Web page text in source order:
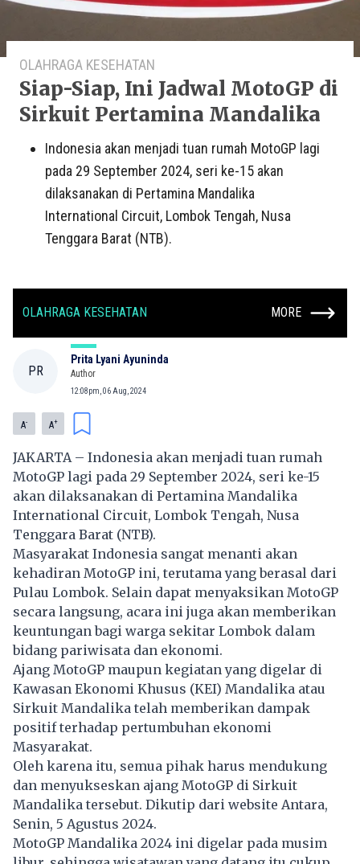
OLAHRAGA KESEHATAN
Siap-Siap, Ini Jadwal MotoGP di
Sirkuit Pertamina Mandalika
Indonesia akan menjadi tuan rumah MotoGP lagi
pada 29 September 2024, seri ke-15 akan
dilaksanakan di Pertamina Mandalika
International Circuit, Lombok Tengah, Nusa
Tenggara Barat (NTB).
OLAHRAGA KESEHATAN MORE
PR
Prita Lyani Ayuninda
Author
12:08pm, 06 Aug, 2024
A- A+
JAKARTA – Indonesia akan menjadi tuan rumah
MotoGP lagi pada 29 September 2024, seri ke-15
akan dilaksanakan di Pertamina Mandalika
International Circuit, Lombok Tengah, Nusa
Tenggara Barat (NTB).
Masyarakat Indonesia sangat menanti akan
kehadiran MotoGP ini, terutama yang berasal dari
Pulau Lombok. Selain dapat menyaksikan MotoGP
secara langsung, acara ini juga akan memberikan
keuntungan bagi warga sekitar Lombok dalam
bidang pariwisata dan ekonomi.
Ajang MotoGP maupun kegiatan yang digelar di
Kawasan Ekonomi Khusus (KEI) Mandalika atau
Sirkuit Mandalika telah memberikan dampak
positif terhadap pertumbuhan ekonomi
Masyarakat.
Oleh karena itu, semua pihak harus mendukung
dan menyukseskan ajang MotoGP di Sirkuit
Mandalika tersebut. Dikutip dari website Antara,
Senin, 5 Agustus 2024.
MotoGP Mandalika 2024 ini digelar pada musim